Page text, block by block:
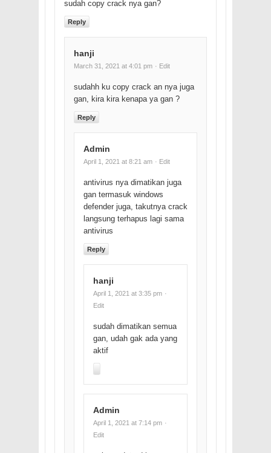
sudah copy crack nya gan?
Reply
hanji
March 31, 2021 at 4:01 pm · Edit
sudahh ku copy crack an nya juga
gan, kira kira kenapa ya gan ?
Reply
Admin
April 1, 2021 at 8:21 am · Edit
antivirus nya dimatikan juga
gan termasuk windows
defender juga, takutnya crack
langsung terhapus lagi sama
antivirus
Reply
hanji
April 1, 2021 at 3:35 pm ·
Edit
sudah dimatikan semua
gan, udah gak ada yang
aktif
Admin
April 1, 2021 at 7:14 pm ·
Edit